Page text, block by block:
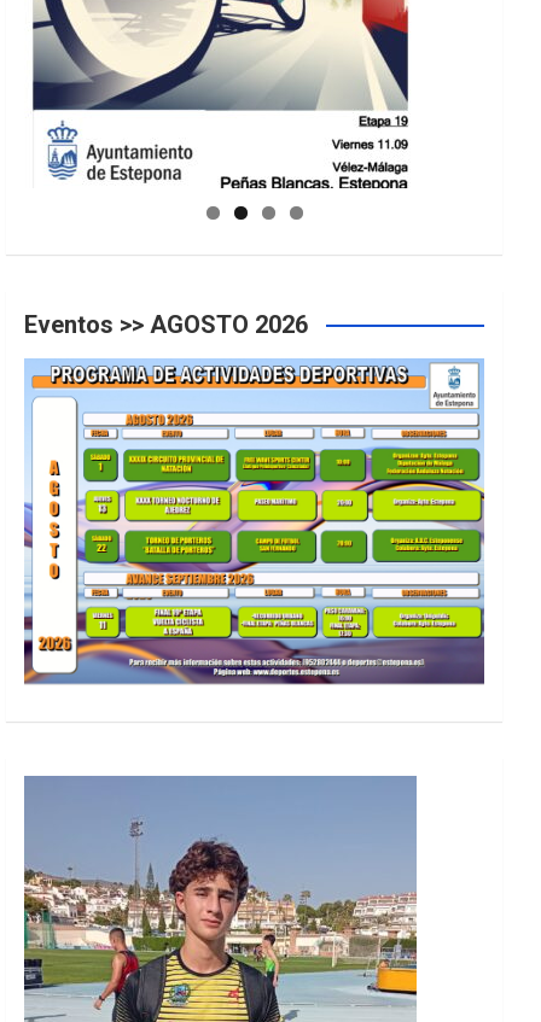
GUIA DE INSTALACIONES DEPORTIVAS
Eventos >> AGOSTO 2026